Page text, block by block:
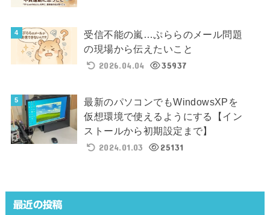
受信不能の嵐…ぷららのメール問題
の現場から伝えたいこと
2026.04.04
35937
最新のパソコンでもWindowsXPを
仮想環境で使えるようにする【イン
ストールから初期設定まで】
2024.01.03
25131
最近の投稿